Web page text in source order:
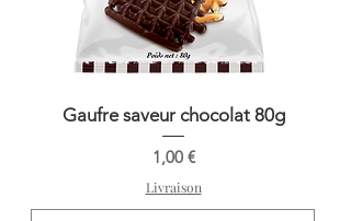
Gaufre saveur chocolat 80g
Prix
1,00 €
Livraison